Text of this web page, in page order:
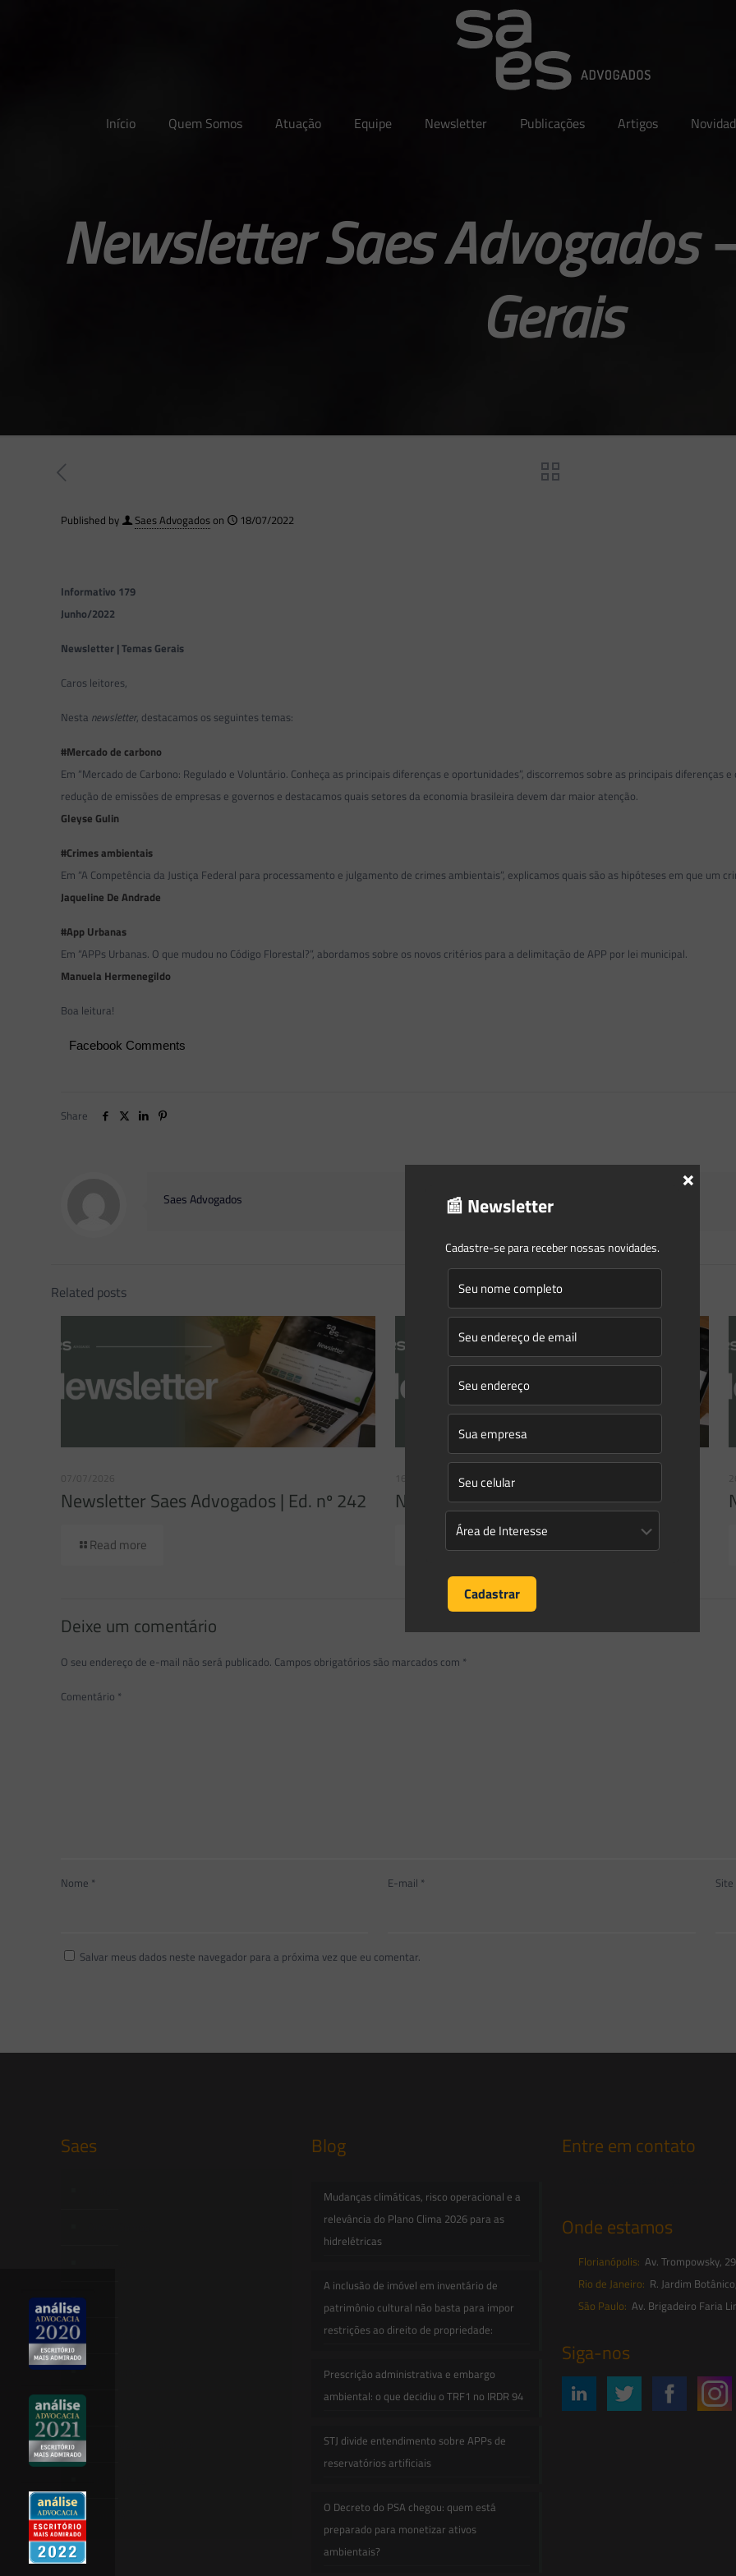
Início Quem Somos Atuação Equipe Newsletter Publicações Artigos
Newsletter Saes Advogados
Gerais
Published by Saes Advogadoson 18/07/2022
Informativo 179
Junho/2022
Newsletter | Temas Gerais
Caros leitores,
Nesta newsletter, destacamos os seguintes temas:
#Mercado de carbono
Em “Mercado de Carbono: Regulado e Voluntário. Conheça as principais diferenças e oportunidades”, discorremos sobre as principais
redução de emissões de empresas e governos e destacamos quais setores da economia brasileira devem dar maior atenção.
Gleyse Gulin
#Crimes ambientais
Em “A Competência da Justiça Federal para processamento e julgamento de crimes ambientais”, explicamos quais são as hipóteses em que um
Jaqueline De Andrade
#App Urbanas
Em “APPs Urbanas. O que mudou no Código Florestal?”, abordamos sobre os novos critérios para a delimitação de APP por lei municipal.
Manuela Hermenegildo
Boa leitura!
Facebook Comments
Share
Saes Advogados
Related posts
07/07/2026
Newsletter Saes Advogados | Ed. nº 242
Read more
Newsletter Saes Advogados | Ed. nº 241
Deixe um comentário
O seu endereço de e-mail não será publicado. Campos obrigatórios são marcados com *
Comentário *
Nome * E-mail * Site
Salvar meus dados neste navegador para a próxima vez que eu comentar.
Saes Blog
Mudanças climáticas, risco operacional e a
relevância do Plano Clima 2026 para as
hidrelétricas
A inclusão de imóvel em inventário de
patrimônio cultural não basta para impor
restrições ao direito de propriedade:
Prescrição administrativa e embargo
ambiental: o que decidiu o TRF1 no IRDR 94
STJ divide entendimento sobre APPs de
reservatórios artificiais
O Decreto do PSA chegou: quem está
preparado para monetizar ativos
ambientais?
Entre em contato
Onde estamos
Florianópolis: Av. Trompowsky,
Rio de Janeiro: R. Jardim
São Paulo: Av. Brigadeiro Faria
Siga-nos
📰 Newsletter
Cadastre-se para receber nossas novidades.
×